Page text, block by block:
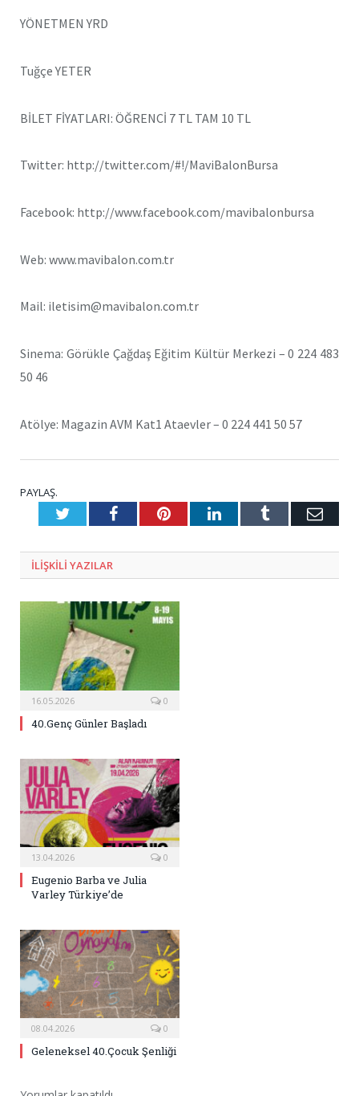
YÖNETMEN YRD
Tuğçe YETER
BİLET FİYATLARI: ÖĞRENCİ 7 TL TAM 10 TL
Twitter: http://twitter.com/#!/MaviBalonBursa
Facebook: http://www.facebook.com/mavibalonbursa
Web: www.mavibalon.com.tr
Mail: iletisim@mavibalon.com.tr
Sinema: Görükle Çağdaş Eğitim Kültür Merkezi – 0 224 483
50 46
Atölye: Magazin AVM Kat1 Ataevler – 0 224 441 50 57
PAYLAŞ.
TwitterFacebookPinterestLinkedInTumblr E-
ILIŞKILI YAZILAR
16.05.2026 0
40.Genç Günler Başladı
13.04.2026 0
Eugenio Barba ve Julia
Varley Türkiye’de
08.04.2026 0
Geleneksel 40.Çocuk Şenliği